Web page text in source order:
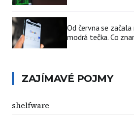
Od června se
modrá tečka. Co
ZAJÍMAVÉ POJMY
shelfware